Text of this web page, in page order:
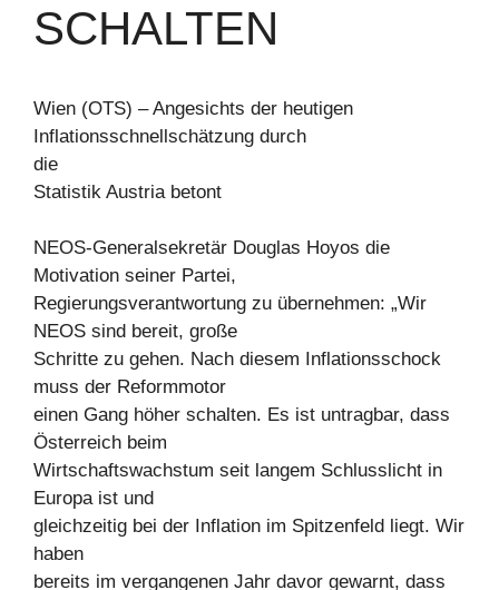
SCHALTEN
Wien (OTS) – Angesichts der heutigen
Inflationsschnellschätzung durch
die
Statistik Austria betont
NEOS-Generalsekretär Douglas Hoyos die
Motivation seiner Partei,
Regierungsverantwortung zu übernehmen: „Wir
NEOS sind bereit, große
Schritte zu gehen. Nach diesem Inflationsschock
muss der Reformmotor
einen Gang höher schalten. Es ist untragbar, dass
Österreich beim
Wirtschaftswachstum seit langem Schlusslicht in
Europa ist und
gleichzeitig bei der Inflation im Spitzenfeld liegt. Wir
haben
bereits im vergangenen Jahr davor gewarnt, dass